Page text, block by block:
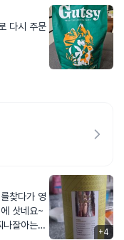
다시 주문
삿네요~
+4